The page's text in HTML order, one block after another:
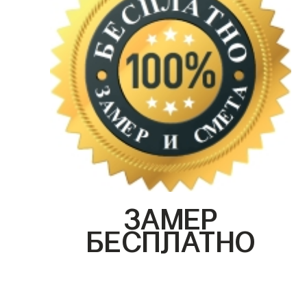
ЗАМЕР
БЕСПЛАТНО